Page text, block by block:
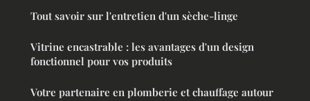
Tout savoir sur l'entretien d'un sèche-linge
Vitrine encastrable : les avantages d'un design
fonctionnel pour vos produits
Votre partenaire en plomberie et chauffage autour